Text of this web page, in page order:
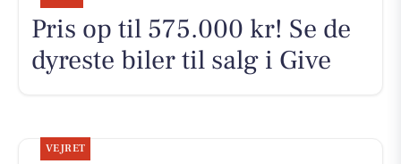
Pris op til 575.000 kr! Se de
dyreste biler til salg i Give
VEJRET